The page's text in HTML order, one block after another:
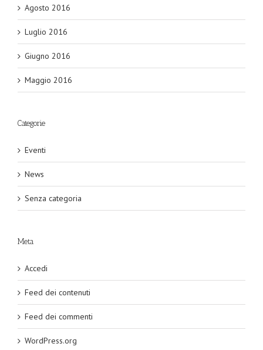
Agosto 2016
Luglio 2016
Giugno 2016
Maggio 2016
Categorie
Eventi
News
Senza categoria
Meta
Accedi
Feed dei contenuti
Feed dei commenti
WordPress.org